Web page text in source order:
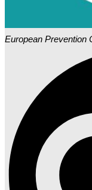
European Prevention